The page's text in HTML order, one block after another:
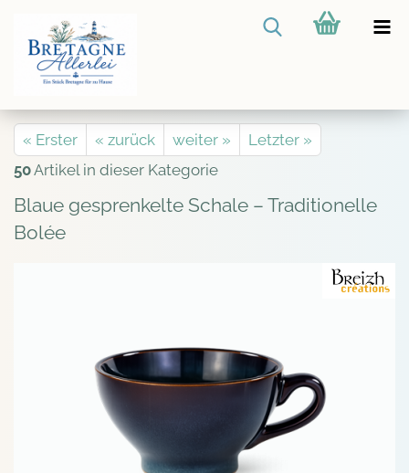
« Erster « zurück weiter »
Letzter »
50Artikel in dieser Kategorie
Blaue gesprenkelte Schale – Traditionelle
Bolée